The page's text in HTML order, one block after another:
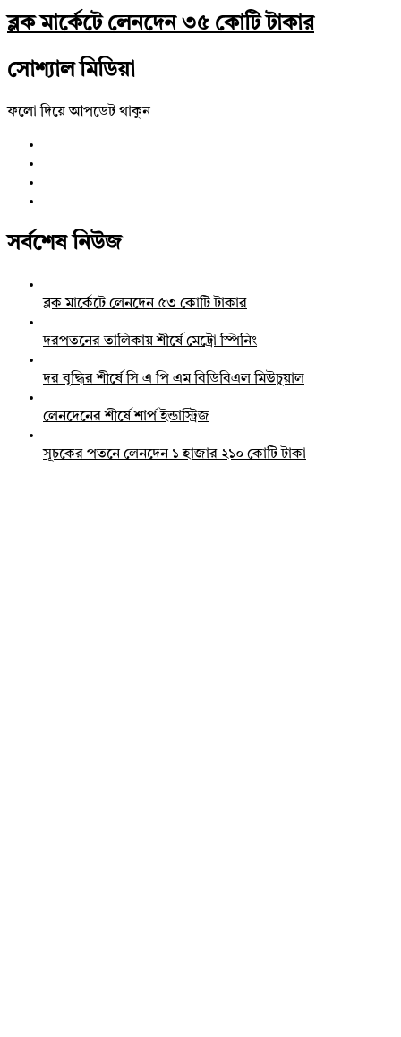
ব্লক মার্কেটে লেনদেন ৩৫ কোটি টাকার
সোশ্যাল মিডিয়া
ফলো দিয়ে আপডেট থাকুন
সর্বশেষ নিউজ
ব্লক মার্কেটে লেনদেন ৫৩ কোটি টাকার
দরপতনের তালিকায় শীর্ষে মেট্রো স্পিনিং
দর বৃদ্ধির শীর্ষে সি এ পি এম বিডিবিএল মিউচুয়াল
লেনদেনের শীর্ষে শার্প ইন্ডাস্ট্রিজ
সূচকের পতনে লেনদেন ১ হাজার ২১০ কোটি টাকা